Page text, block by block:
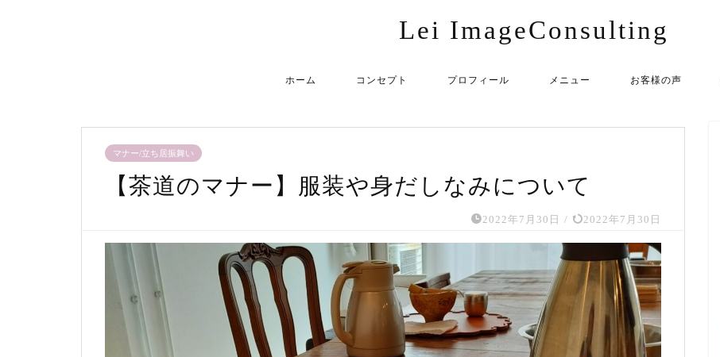
Lei ImageConsulting
ホーム コンセプト プロフィール メニュー お客様の声
マナー/立ち居振舞い
【茶道のマナー】服装や身だしなみについて
2022年7月30日 / 2022年7月30日